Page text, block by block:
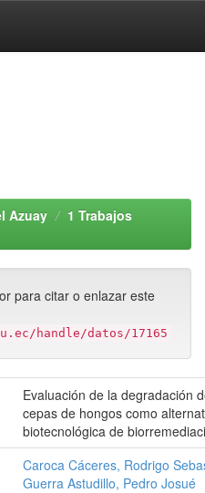
Azuay
1 Trabajos
para citar o enlazar este
handle/datos/17165
Evaluación de la degradación
cepas de hongos como
biotecnológica de
Caroca Cáceres, Rodrigo
Guerra Astudillo, Pedro Josué